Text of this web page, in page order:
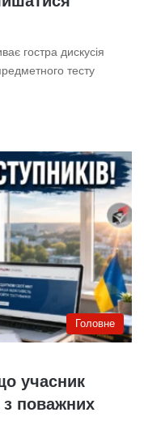
гостра дискусія
тесту
Головне
учасник
з поважних